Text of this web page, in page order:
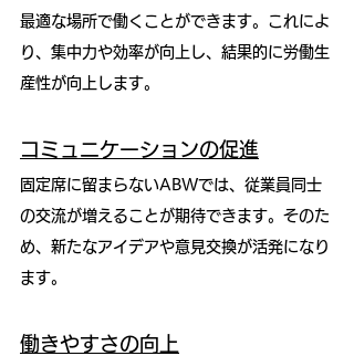
最適な場所で働くことができます。これによ
り、集中力や効率が向上し、結果的に労働生
産性が向上します。
コミュニケーションの促進
固定席に留まらないABWでは、従業員同士
の交流が増えることが期待できます。そのた
め、新たなアイデアや意見交換が活発になり
ます。
働きやすさの向上